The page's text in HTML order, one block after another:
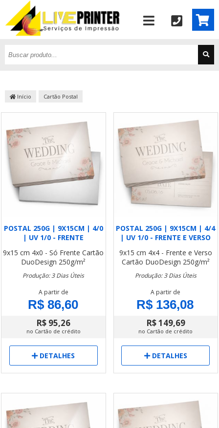
Início Cartão Postal
POSTAL 250G | 9X15CM | 4/0
| UV 1/0 - FRENTE
9x15 cm 4x0 - Só Frente Cartão
DuoDesign 250g/m²
Produção: 3 Dias Úteis
A partir de
R$ 86,60
R$ 95,26
no Cartão de crédito
DETALHES
POSTAL 250G | 9X15CM | 4/4
| UV 1/0 - FRENTE E VERSO
9x15 cm 4x4 - Frente e Verso
Cartão DuoDesign 250g/m²
Produção: 3 Dias Úteis
A partir de
R$ 136,08
R$ 149,69
no Cartão de crédito
DETALHES